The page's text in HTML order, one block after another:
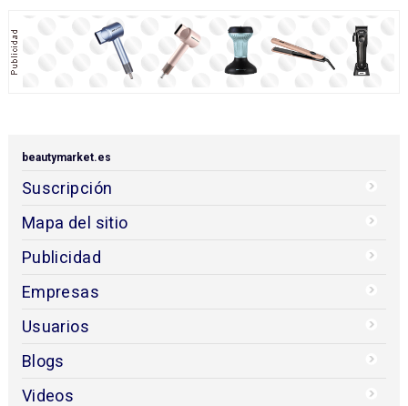
beautymarket.es
Suscripción
Mapa del sitio
Publicidad
Empresas
Usuarios
Blogs
Videos